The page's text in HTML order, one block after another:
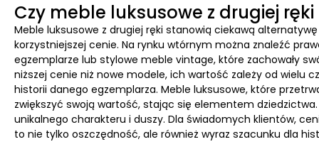
Czy meble luksusowe z drugiej
Meble luksusowe z drugiej ręki stanowią ciekawą
korzystniejszej cenie. Na rynku wtórnym można znaleźć
egzemplarze lub stylowe meble vintage, które zachowały
niższej cenie niż nowe modele, ich wartość zależy od wielu
historii danego egzemplarza. Meble luksusowe, które
zwiększyć swoją wartość, stając się elementem
unikalnego charakteru i duszy. Dla świadomych klientów,
to nie tylko oszczędność, ale również wyraz szacunku dla